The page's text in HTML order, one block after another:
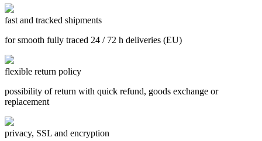
fast and tracked shipments
for smooth fully traced 24 / 72 h deliveries (EU)
flexible return policy
possibility of return with quick refund, goods exchange or
replacement
privacy, SSL and encryption